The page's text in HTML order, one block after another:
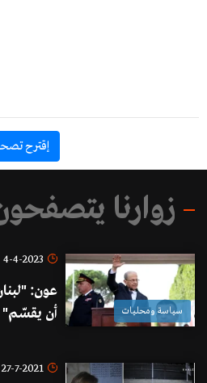
إقترح
زوارنا
سياسة ومحليات
4-4-2023
عون:
أن يقسّم"
27-7-2021